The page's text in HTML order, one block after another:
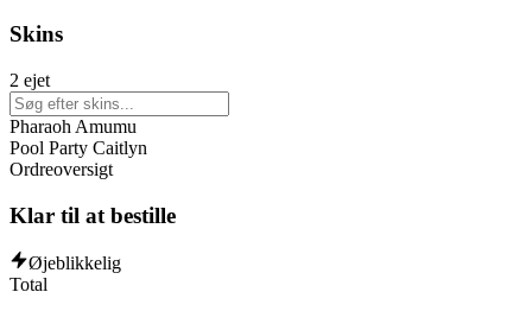
Maokai
Wukong
Lee Sin
Vayne
Jhin
Nidalee
Poppy
Akali
Jinx
Lux
Skins
2 ejet
Pharaoh Amumu
Pool Party Caitlyn
Ordreoversigt
Klar til at bestille
Øjeblikkelig
Total